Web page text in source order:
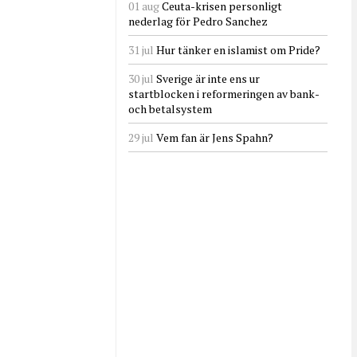
01 augCeuta-krisen personligt
nederlag för Pedro Sanchez
31 jul Hur tänker en islamist om Pride?
30 jul Sverige är inte ens ur
startblocken i reformeringen av bank-
och betalsystem
29 jul Vem fan är Jens Spahn?